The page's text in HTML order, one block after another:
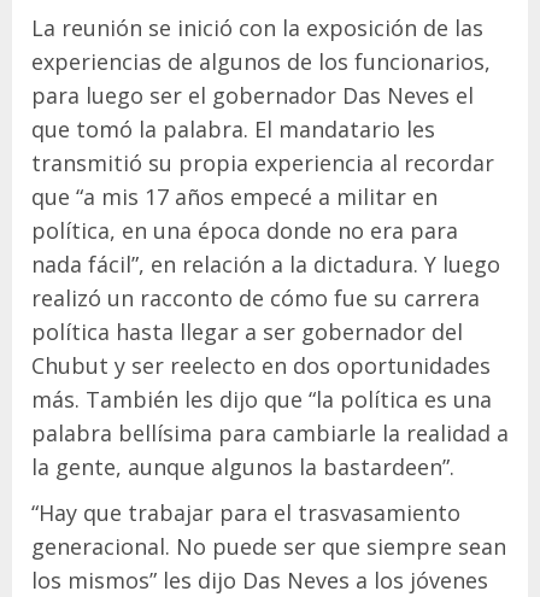
La reunión se inició con la exposición de las
experiencias de algunos de los funcionarios,
para luego ser el gobernador Das Neves el
que tomó la palabra. El mandatario les
transmitió su propia experiencia al recordar
que “a mis 17 años empecé a militar en
política, en una época donde no era para
nada fácil”, en relación a la dictadura. Y luego
realizó un racconto de cómo fue su carrera
política hasta llegar a ser gobernador del
Chubut y ser reelecto en dos oportunidades
más. También les dijo que “la política es una
palabra bellísima para cambiarle la realidad a
la gente, aunque algunos la bastardeen”.
“Hay que trabajar para el trasvasamiento
generacional. No puede ser que siempre sean
los mismos” les dijo Das Neves a los jóvenes